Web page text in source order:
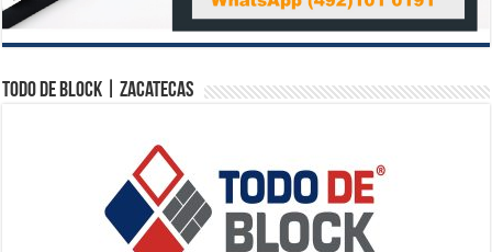
Todo de Block | Zacatecas